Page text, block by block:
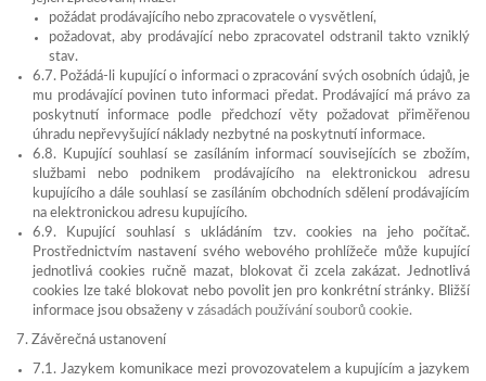
požádat prodávajícího nebo zpracovatele o vysvětlení,
požadovat, aby prodávající nebo zpracovatel odstranil takto vzniklý
stav.
6.7. Požádá-li kupující o informaci o zpracování svých osobních údajů, je
mu prodávající povinen tuto informaci předat. Prodávající má právo za
poskytnutí informace podle předchozí věty požadovat přiměřenou
úhradu nepřevyšující náklady nezbytné na poskytnutí informace.
6.8. Kupující souhlasí se zasíláním informací souvisejících se zbožím,
službami nebo podnikem prodávajícího na elektronickou adresu
kupujícího a dále souhlasí se zasíláním obchodních sdělení prodávajícím
na elektronickou adresu kupujícího.
6.9. Kupující souhlasí s ukládáním tzv. cookies na jeho počítač.
Prostřednictvím nastavení svého webového prohlížeče může kupující
jednotlivá cookies ručně mazat, blokovat či zcela zakázat. Jednotlivá
cookies lze také blokovat nebo povolit jen pro konkrétní stránky. Bližší
informace jsou obsaženy v zásadách používání souborů cookie.
7. Závěrečná ustanovení
7.1. Jazykem komunikace mezi provozovatelem a kupujícím a jazykem